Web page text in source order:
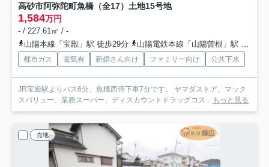
高砂市阿弥陀町魚橋（全17）土地15号地
1,584万円
- / 227.61㎡ / -
山陽本線「宝殿」駅 徒歩29分
山陽電鉄本線「山陽曽根」駅 徒歩37分
都市ガス 電気有 新婚さん向け ファミリー向け 公共下水
JR宝殿駅よりバス6分、魚橋西停下車7分です。 ヤマダストア、マック
スバリュー、業務スーパー、ディスカウントドラッグコス...
もっと見る
売地